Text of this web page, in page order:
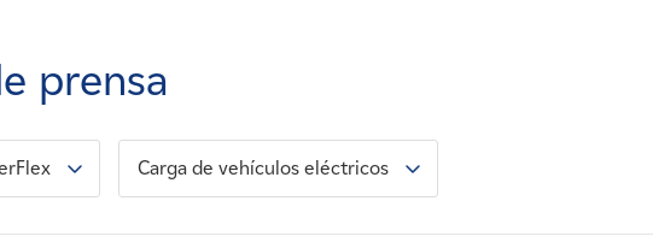
prensa
Carga de vehículos eléctricos